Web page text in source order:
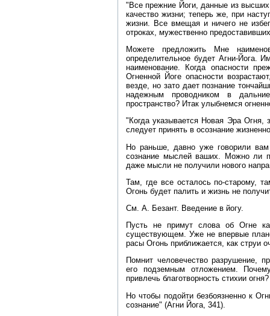
"Все прежние Йоги, данные из
качество жизни; теперь же, при
жизни. Все вмещая и ничего не
отроках, мужественно
Можете предложить Мне
определительное будет Агни‑Йога.
наименование. Когда опасности
Огненной Йоге опасности
везде, но зато дает познание
надежным проводником в
пространство? Итак улыбнемся
"Когда указывается Новая Эра Огня,
следует принять в осознание
Но раньше, давно уже говорили
сознание мыслей ваших. Можно ли
даже мысли не получили нового
Там, где все осталось по‑старому,
Огонь будет палить и жизнь не
См. А. Безант. Введение в йогу.
Пусть не примут слова об Огне
существующем. Уже не впервые
расы Огонь приближается, как струи
Помнит человечество разрушение,
его подземным отложением.
привлечь благотворность стихии огня?
Но чтобы подойти безбоязненно к
сознание" (Агни Йога, 341).